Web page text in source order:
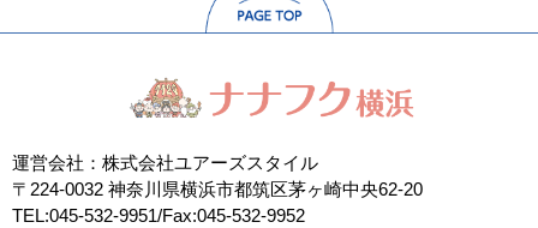
運営会社：株式会社ユアーズスタイル
〒224-0032 神奈川県横浜市都筑区茅ヶ崎中央62-20
TEL:045-532-9951/Fax:045-532-9952